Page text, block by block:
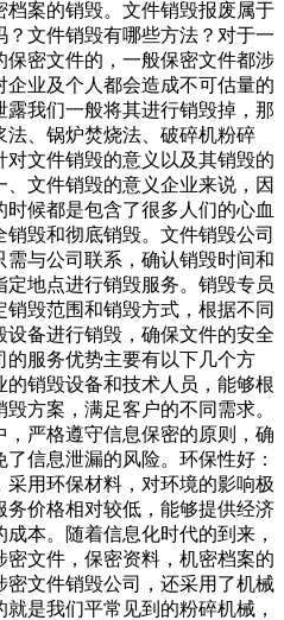
案的销毁。文件销毁报废属于
文件销毁有哪些方法？对于一
密文件的，一般保密文件都涉
业及个人都会造成不可估量的
我们一般将其进行销毁掉，那
、锅炉焚烧法、破碎机粉碎
文件销毁的意义以及其销毁的
文件销毁的意义企业来说，因
候都是包含了很多人们的心血
毁和彻底销毁。文件销毁公司
与公司联系，确认销毁时间和
地点进行销毁服务。销毁专员
毁范围和销毁方式，根据不同
备进行销毁，确保文件的安全
服务优势主要有以下几个方
销毁设备和技术人员，能够根
方案，满足客户的不同需求。
严格遵守信息保密的原则，确
信息泄漏的风险。环保性好：
用环保材料，对环境的影响极
价格相对较低，能够提供经济
本。随着信息化时代的到来，
文件，保密资料，机密档案的
文件销毁公司，还采用了机械
是我们平常见到的粉碎机械，